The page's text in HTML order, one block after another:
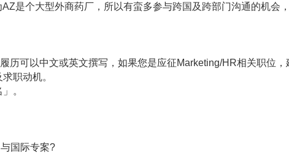
是个大型外商药厂，所以有蛮多参与跨国及跨部门沟通的机会
历可以中文或英文撰写，如果您是应征Marketing/HR相关职位，
职动机。
。
国际专案?